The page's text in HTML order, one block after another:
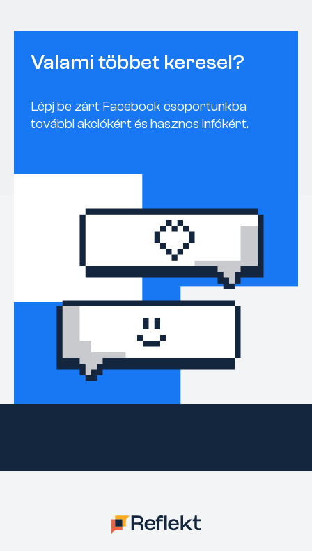
Valami többet keresel?
Lépj be zárt Facebook csoportunkba
további akciókért és hasznos infókért.